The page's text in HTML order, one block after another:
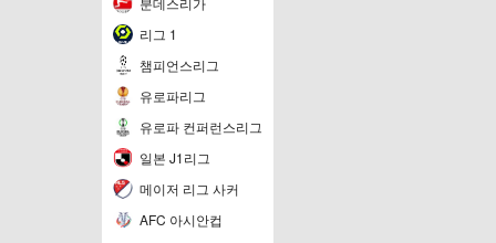
리그 1
챔피언스리그
유로파리그
유로파 컨퍼런스리그
일본 J1리그
메이저 리그 사커
AFC 아시안컵